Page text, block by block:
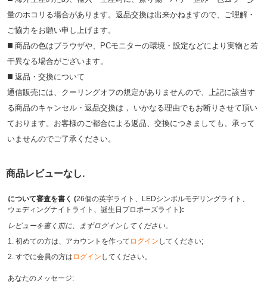
量のホコリる場合があります。返品交換は出来かねますので、ご理解・
ご協⼒をお願い申し上げます。
◼️ 商品の⾊はブラウザや、PCモニターの環境・設定などにより実物と若
⼲異なる場合がございます。
◼️ 返品・交換について
通信販売には、クーリングオフの規定がありませんので、上記に該当す
る商品のキャンセル・返品交換は， いかなる理由でもお断りさせて頂い
ております。お客様のご都合による返品、交換につきましても、承って
いませんのでご了承ください。
商品レビューなし.
について審査を書く (26個の英字ライト、LEDシンボルモデリングライト、
ウェディングナイトライト、誕生日プロポーズライト ):
レビューを書く前に、まずログインしてください。
1. 初めての方は、アカウントを作って ログイン してください;
2. すでに会員の方は ログイン してください。
あなたのメッセージ: